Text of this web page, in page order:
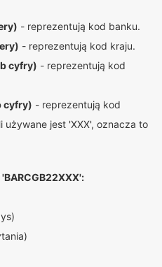
- reprezentują kod banku.
- reprezentują kod kraju.
cyfry) - reprezentują kod
cyfry) - reprezentują kod
używane jest 'XXX', oznacza to